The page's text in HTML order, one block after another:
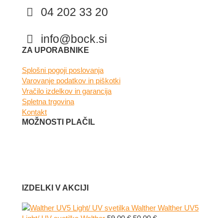
04 202 33 20
info@bock.si
Facebook
Instagram
ZA UPORABNIKE
Splošni pogoji poslovanja
Varovanje podatkov in piškotki
Vračilo izdelkov in garancija
Spletna trgovina
Kontakt
MOŽNOSTI PLAČIL
IZDELKI V AKCIJI
Walther UV5